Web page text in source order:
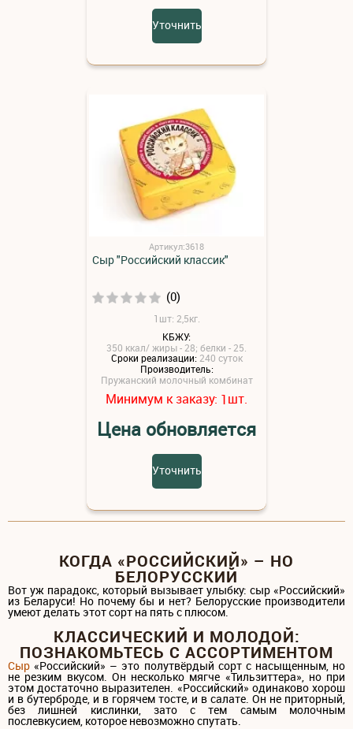
Уточнить
Артикул:3618
Сыр "Российский классик"
(0)
1шт: 2,5кг.
КБЖУ:
350 ккал/ жиры - 28; белки - 25.
Сроки реализации: 240 суток
Производитель:
Пружанский молочный комбинат
Минимум к заказу: 1шт.
Цена обновляется
Уточнить
КОГДА «РОССИЙСКИЙ» – НО
БЕЛОРУССКИЙ
Вот уж парадокс, который вызывает улыбку: сыр «Российский»
из Беларуси! Но почему бы и нет? Белорусские производители
умеют делать этот сорт на пять с плюсом.
КЛАССИЧЕСКИЙ И МОЛОДОЙ:
ПОЗНАКОМЬТЕСЬ С АССОРТИМЕНТОМ
Сыр«Российский» – это полутвёрдый сорт с насыщенным, но
не резким вкусом. Он несколько мягче «Тильзиттера», но при
этом достаточно выразителен. «Российский» одинаково хорош
и в бутерброде, и в горячем тосте, и в салате. Он не приторный,
без лишней кислинки, зато с тем самым молочным
послевкусием, которое невозможно спутать.